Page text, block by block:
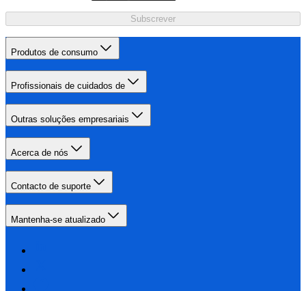
Subscrever
Produtos de consumo
Profissionais de cuidados de
Outras soluções empresariais
Acerca de nós
Contacto de suporte
Mantenha-se atualizado